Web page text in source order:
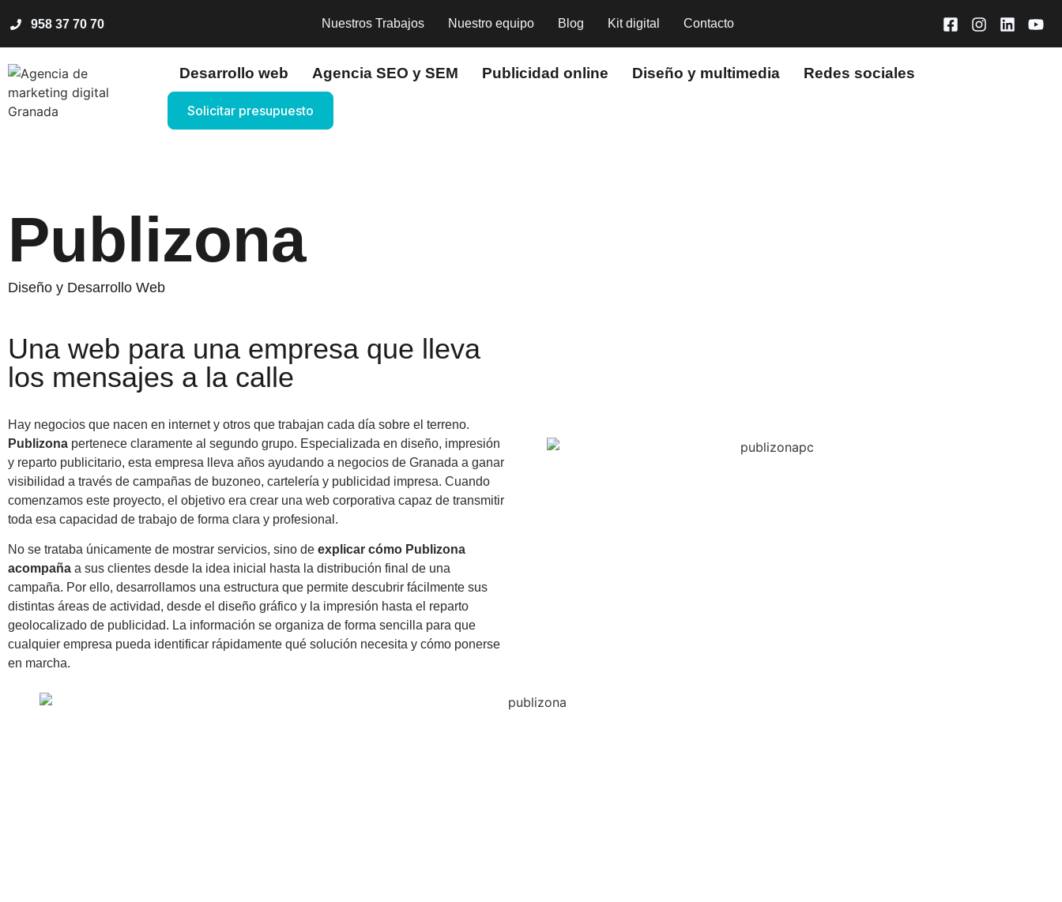
958 37 70 70 Nuestros Trabajos Nuestro equipo Blog Kit digital Contacto
Desarrollo web Agencia SEO y SEM Publicidad online Diseño y multimedia Redes sociales
Solicitar presupuesto
Publizona
Diseño y Desarrollo Web
Una web para una empresa que lleva
los mensajes a la calle
Hay negocios que nacen en internet y otros que trabajan cada día sobre el terreno.
Publizona pertenece claramente al segundo grupo. Especializada en diseño, impresión
y reparto publicitario, esta empresa lleva años ayudando a negocios de Granada a ganar
visibilidad a través de campañas de buzoneo, cartelería y publicidad impresa. Cuando
comenzamos este proyecto, el objetivo era crear una web corporativa capaz de transmitir
toda esa capacidad de trabajo de forma clara y profesional.
No se trataba únicamente de mostrar servicios, sino de explicar cómo Publizona
acompaña a sus clientes desde la idea inicial hasta la distribución final de una
campaña. Por ello, desarrollamos una estructura que permite descubrir fácilmente sus
distintas áreas de actividad, desde el diseño gráfico y la impresión hasta el reparto
geolocalizado de publicidad. La información se organiza de forma sencilla para que
cualquier empresa pueda identificar rápidamente qué solución necesita y cómo ponerse
en marcha.